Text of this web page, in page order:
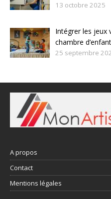
13 octobre 2025
Intégrer les jeux
chambre
25 septembre
A propos
Contact
Mentions légales